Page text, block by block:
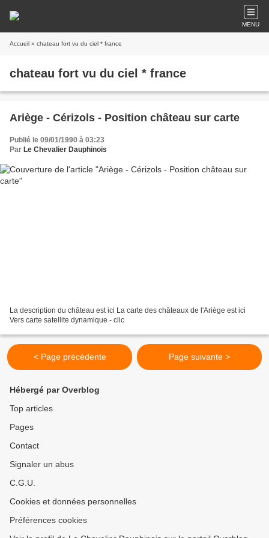
MENU
Accueil » chateau fort vu du ciel * france
chateau fort vu du ciel * france
Ariège - Cérizols - Position château sur carte
Publié le 09/01/1990 à 03:23
Par Le Chevalier Dauphinois
La description du château est ici La carte des châteaux de l'Ariège est ici
Vers carte satellite dynamique - clic
< Page précédente Page suivante >
Hébergé par Overblog
Top articles
Pages
Contact
Signaler un abus
C.G.U.
Cookies et données personnelles
Préférences cookies